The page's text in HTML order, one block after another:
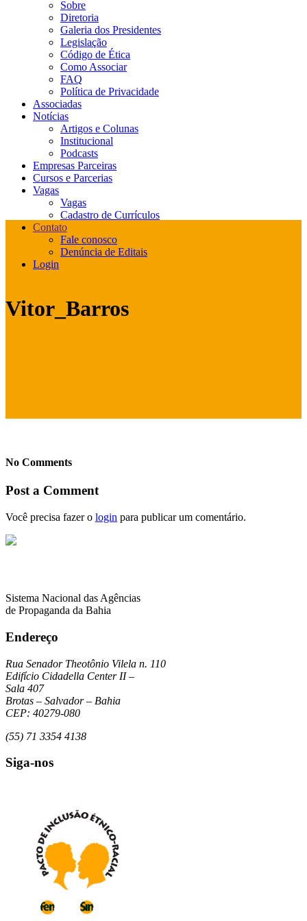
Sobre
Diretoria
Galeria dos Presidentes
Legislação
Código de Ética
Como Associar
FAQ
Política de Privacidade
Associadas
Notícias
Artigos e Colunas
Institucional
Podcasts
Empresas Parceiras
Cursos e Parcerias
Vagas
Vagas
Cadastro de Currículos
Contato
Fale conosco
Denúncia de Editais
Login
Vitor_Barros
No Comments
Post a Comment
Você precisa fazer o login para publicar um comentário.
Sistema Nacional das Agências
de Propaganda da Bahia
Endereço
Rua Senador Theotônio Vilela n. 110
Edifício Cidadella Center II –
Sala 407
Brotas – Salvador – Bahia
CEP: 40279-080
(55) 71 3354 4138
Siga-nos